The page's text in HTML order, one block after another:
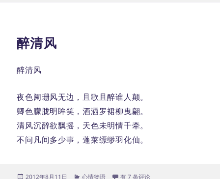
醉清风
醉清风
夜色阑珊风无边，且歌且醉谁人颠。
卿色朦胧明眸笑，酒洒罗裙柳曳翩。
清风沉醉欲飘摇，天色未明情千牵。
不问凡间多少事，蓬莱缥缈羽化仙。
发
2012年8月11日 分
心情物语 醉清风
有 7 条评论